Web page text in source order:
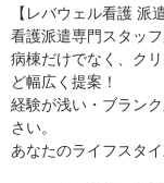
【レバウェル看護 派
看護派遣専門スタッフ
病棟だけでなく、ク
ど幅広く提案！
経験が浅い・ブラン
さい。
あなたのライフスタ